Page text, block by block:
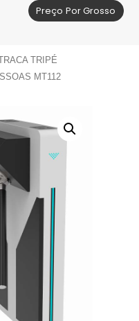
Preço Por Grosso
TRIPÉ
MT112